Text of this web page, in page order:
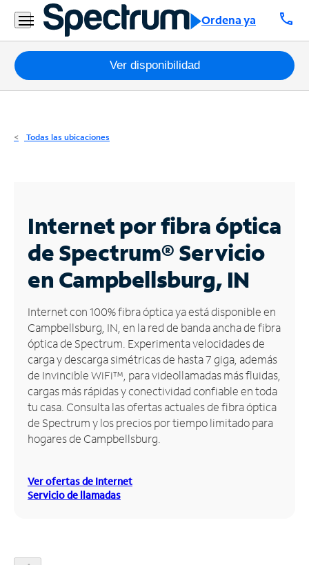
Ordena ya call
Residencial
Business
Paquetes
Internet
Business
Contáctanos
Inglés
Administrar
cuenta
Encuentra
una
tienda
Ver disponibilidad
Todas las ubicaciones
Internet por fibra óptica
de Spectrum®Servicio
en Campbellsburg, IN
Internet con 100% fibra óptica ya está disponible en
Campbellsburg, IN, en la red de banda ancha de fibra
óptica de Spectrum. Experimenta velocidades de
carga y descarga simétricas de hasta 7 giga, además
de Invincible WiFi™, para videollamadas más fluidas,
cargas más rápidas y conectividad confiable en toda
tu casa. Consulta las ofertas actuales de fibra óptica
de Spectrum y los precios por tiempo limitado para
hogares de Campbellsburg.
Ver ofertas de Internet
Servicio de llamadas